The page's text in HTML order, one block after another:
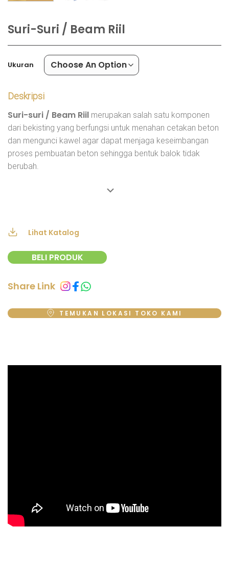
Suri-Suri / Beam Riil
Ukuran
Deskripsi
Suri-suri / Beam Riil merupakan salah satu komponen
dari bekisting yang berfungsi untuk menahan cetakan beton
dan mengunci kawel agar dapat menjaga keseimbangan
proses pembuatan beton sehingga bentuk balok tidak
berubah.
Lihat Katalog
BELI PRODUK
Share Link
TEMUKAN LOKASI TOKO KAMI